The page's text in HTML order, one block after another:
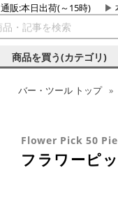
通販:本日出荷(～15時)
商品を買う(カテゴリ)
バー・ツール トップ
Flower Pick 50
フラワーピ